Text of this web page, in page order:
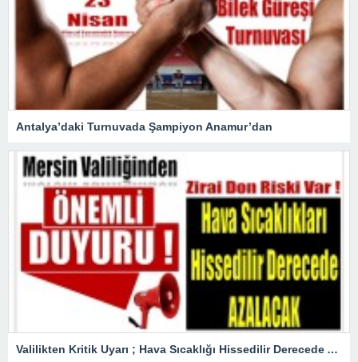
Antalya’daki Turnuvada Şampiyon Anamur’dan
Valilikten Kritik Uyarı ; Hava Sıcaklığı Hissedilir Derecede Azalacak!